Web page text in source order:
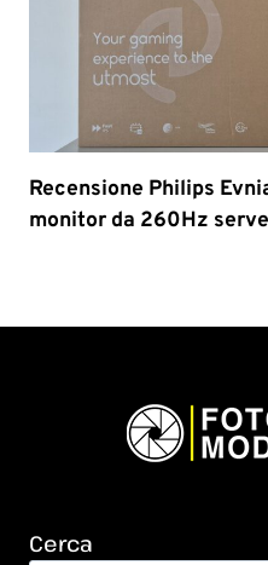
Recensione Philips
monitor da 260Hz
Cerca